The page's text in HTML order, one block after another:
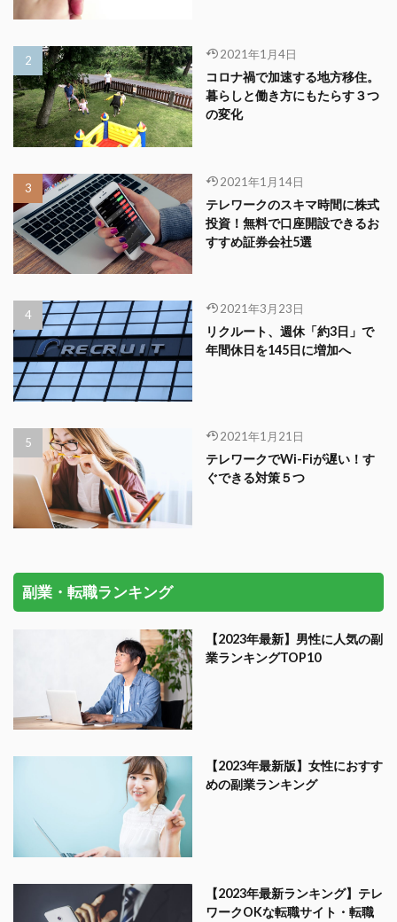
2021年1月4日
コロナ禍で加速する地方移住。
暮らしと働き方にもたらす３つ
の変化
2021年1月14日
テレワークのスキマ時間に株式
投資！無料で口座開設できるお
すすめ証券会社5選
2021年3月23日
リクルート、週休「約3日」で
年間休日を145日に増加へ
2021年1月21日
テレワークでWi-Fiが遅い！す
ぐできる対策５つ
副業・転職ランキング
【2023年最新】男性に人気の副
業ランキングTOP10
【2023年最新版】女性におすす
めの副業ランキング
【2023年最新ランキング】テレ
ワークOKな転職サイト・転職